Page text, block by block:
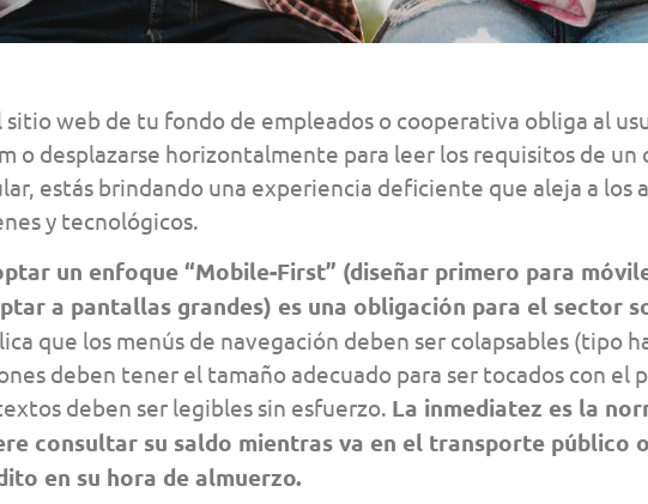
sitio web de tu fondo de empleados o cooperativa obliga al
o desplazarse horizontalmente para leer los requisitos de un
estás brindando una experiencia deficiente que aleja a los
y tecnológicos.
un enfoque “Mobile-First” (diseñar primero para
a pantallas grandes) es una obligación para el sector
que los menús de navegación deben ser colapsables (tipo
deben tener el tamaño adecuado para ser tocados con el
deben ser legibles sin esfuerzo. La inmediatez es la
consultar su saldo mientras va en el transporte público
en su hora de almuerzo.